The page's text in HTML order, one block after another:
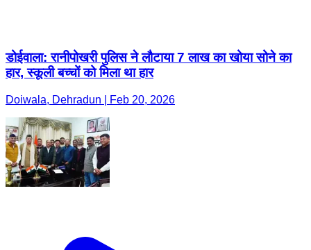
डोईवाला: रानीपोखरी पुलिस ने लौटाया 7 लाख का खोया सोने का
हार, स्कूली बच्चों को मिला था हार
Doiwala, Dehradun | Feb 20, 2026